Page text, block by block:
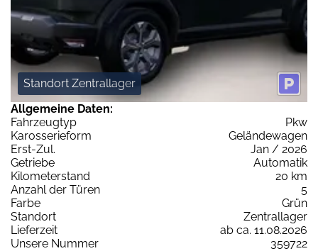
Standort Zentrallager
Allgemeine Daten:
Fahrzeugtyp
Pkw
Karosserieform
Geländewagen
Erst-Zul.
Jan / 2026
Getriebe
Automatik
Kilometerstand
20 km
Anzahl der Türen
5
Farbe
Grün
Standort
Zentrallager
Lieferzeit
ab ca. 11.08.2026
Unsere Nummer
359722